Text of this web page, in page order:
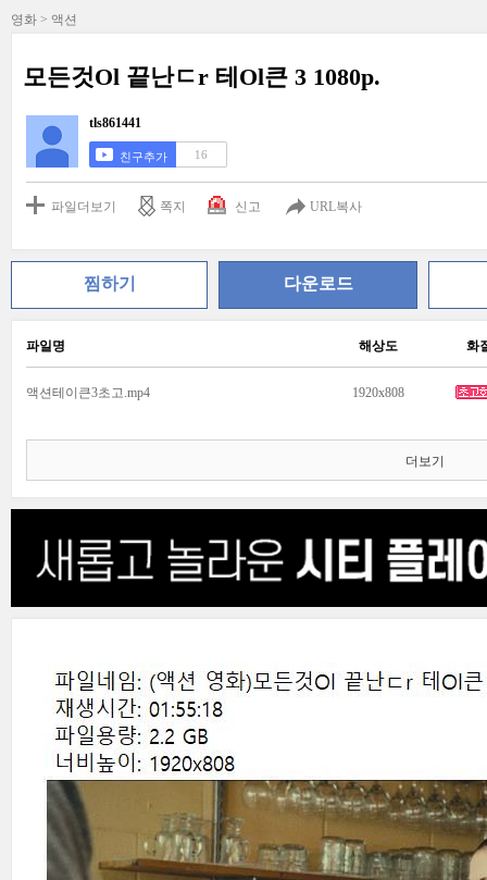
영화 > 액션
모든것Ol 끝난ㄷr 테Ol큰 3 1080p.
tls861441
친구추가 16
파일더보기 쪽지 신고 URL복사
찜하기 다운로드
파일명 해상도 화
액션테이큰3초고.mp4 1920x808
더보기